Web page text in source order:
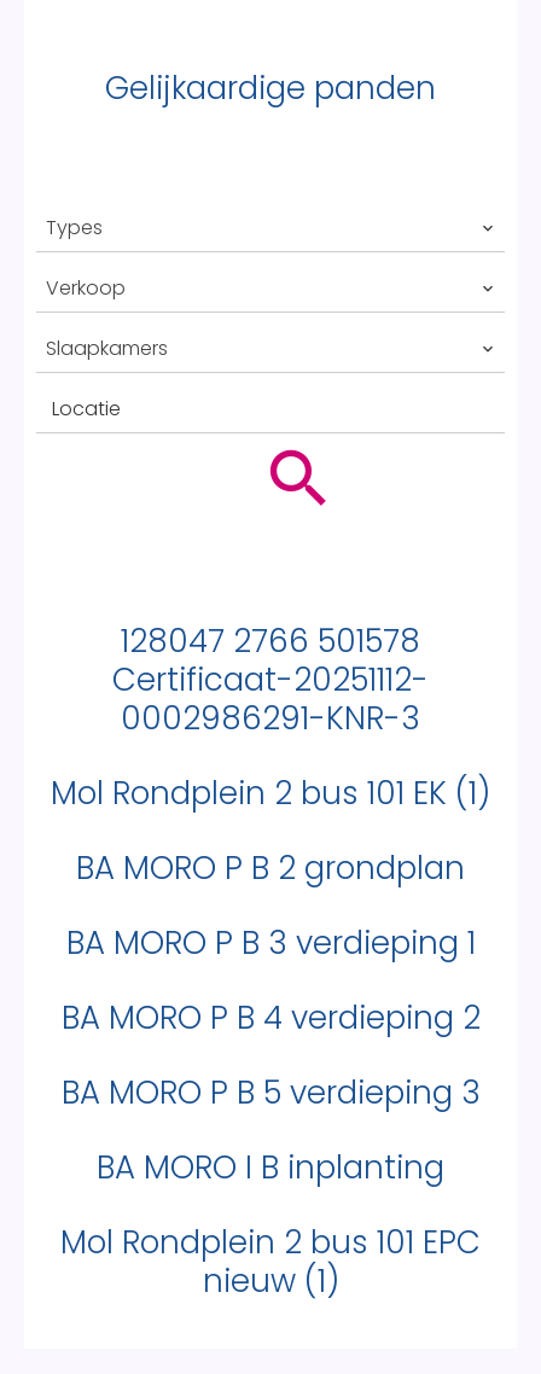
Gelijkaardige panden
Types
Verkoop
Slaapkamers
Locatie
128047 2766 501578
Certificaat-20251112-
0002986291-KNR-3
Mol Rondplein 2 bus 101 EK (1)
BA MORO P B 2 grondplan
BA MORO P B 3 verdieping 1
BA MORO P B 4 verdieping 2
BA MORO P B 5 verdieping 3
BA MORO I B inplanting
Mol Rondplein 2 bus 101 EPC
nieuw (1)